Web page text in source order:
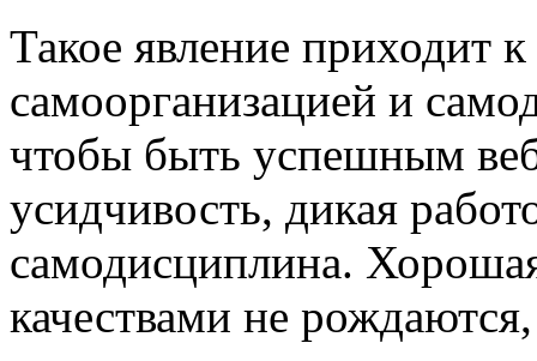
Такое явление приходит
самоорганизацией и
чтобы быть успешным
усидчивость, дикая
самодисциплина.
качествами не